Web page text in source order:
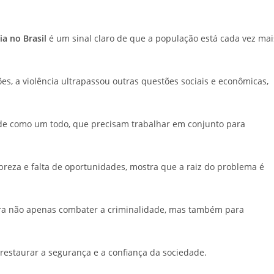
no Brasil é um sinal claro de que a população está cada vez
a violência ultrapassou outras questões sociais e econômicas,
como um todo, que precisam trabalhar em conjunto para
e falta de oportunidades, mostra que a raiz do problema é
não apenas combater a criminalidade, mas também para
a segurança e a confiança da sociedade.